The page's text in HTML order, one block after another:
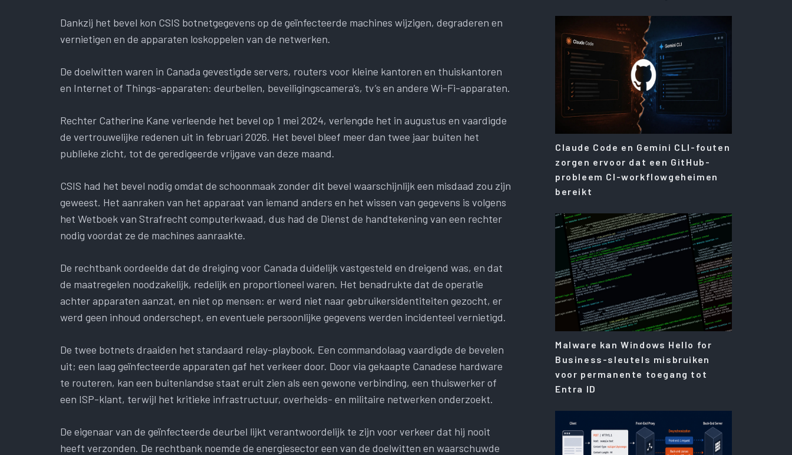
Dankzij het bevel kon CSIS botnetgegevens op de geïnfecteerde machines wijzigen, degraderen en
vernietigen en de apparaten loskoppelen van de netwerken.
De doelwitten waren in Canada gevestigde servers, routers voor kleine kantoren en thuiskantoren
en Internet of Things-apparaten: deurbellen, beveiligingscamera’s, tv’s en andere Wi-Fi-apparaten.
Rechter Catherine Kane verleende het bevel op 1 mei 2024, verlengde het in augustus en vaardigde
de vertrouwelijke redenen uit in februari 2026. Het bevel bleef meer dan twee jaar buiten het
publieke zicht, tot de geredigeerde vrijgave van deze maand.
CSIS had het bevel nodig omdat de schoonmaak zonder dit bevel waarschijnlijk een misdaad zou zijn
geweest. Het aanraken van het apparaat van iemand anders en het wissen van gegevens is volgens
het Wetboek van Strafrecht computerkwaad, dus had de Dienst de handtekening van een rechter
nodig voordat ze de machines aanraakte.
De rechtbank oordeelde dat de dreiging voor Canada duidelijk vastgesteld en dreigend was, en dat
de maatregelen noodzakelijk, redelijk en proportioneel waren. Het benadrukte dat de operatie
achter apparaten aanzat, en niet op mensen: er werd niet naar gebruikersidentiteiten gezocht, er
werd geen inhoud onderschept, en eventuele persoonlijke gegevens werden incidenteel vernietigd.
De twee botnets draaiden het standaard relay-playbook. Een commandolaag vaardigde de bevelen
uit; een laag geïnfecteerde apparaten gaf het verkeer door. Door via gekaapte Canadese hardware
te routeren, kan een buitenlandse staat eruit zien als een gewone verbinding, een thuiswerker of
een ISP-klant, terwijl het kritieke infrastructuur, overheids- en militaire netwerken onderzoekt.
De eigenaar van de geïnfecteerde deurbel lijkt verantwoordelijk te zijn voor verkeer dat hij nooit
heeft verzonden. De rechtbank noemde de energiesector een van de doelwitten en waarschuwde
Claude Code en Gemini CLI-fouten
zorgen ervoor dat een GitHub-
probleem CI-workflowgeheimen
bereikt
Malware kan Windows Hello for
Business-sleutels misbruiken
voor permanente toegang tot
Entra ID